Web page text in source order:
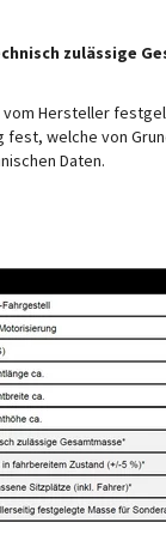
zulässige
Hersteller
fest, welche von
Daten.